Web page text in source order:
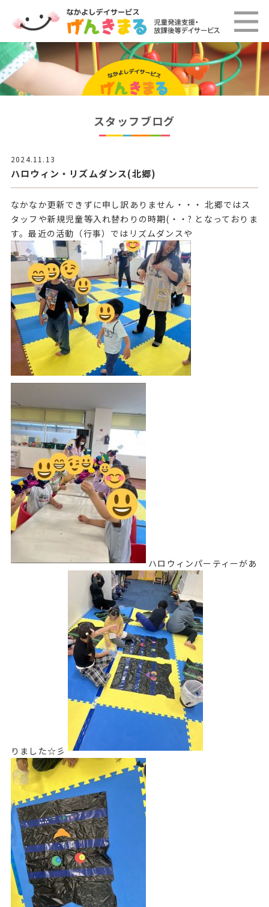
スタッフブログ
2024.11.13
ハロウィン・リズムダンス(北郷)
なかなか更新できずに申し訳ありません・・・ 北郷ではス
タッフや新規児童等入れ替わりの時期(・・? となっておりま
す。最近の活動（行事）ではリズムダンスや
ハロウィンパーティーがあ
りました☆彡